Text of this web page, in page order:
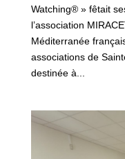
Watching® » fêtait
l’association
Méditerranée
associations de
destinée à...